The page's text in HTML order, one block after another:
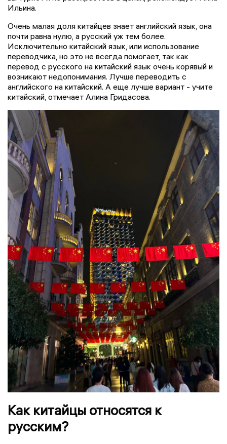
Ильина.
Очень малая доля китайцев знает английский язык, она
почти равна нулю, а русский уж тем более.
Исключительно китайский язык, или использование
переводчика, но это не всегда помогает, так как
перевод с русского на китайский язык очень корявый и
возникают недопонимания. Лучше переводить с
английского на китайский. А еще лучше вариант - учите
китайский, отмечает Алина Гридасова.
Как китайцы относятся к
русским?